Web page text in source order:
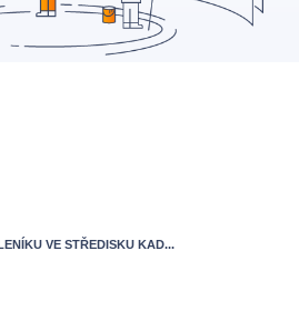
VE STŘEDISKU KAD...